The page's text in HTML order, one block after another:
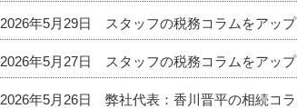
2026年5月29日 スタッフの税務コラムをアップ
2026年5月27日 スタッフの税務コラムをアップ
2026年5月26日 弊社代表：香川晋平の相続コラ